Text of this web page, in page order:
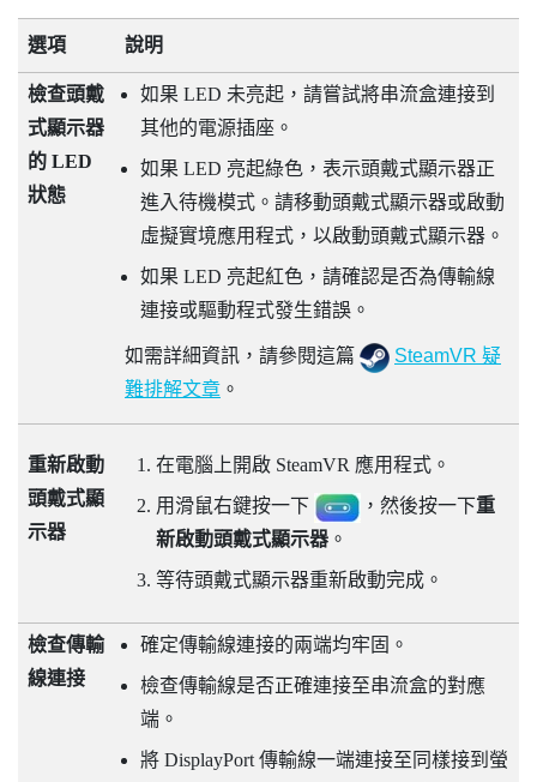
選項 說明
檢查頭戴
式顯示器
的 LED
狀態
如果 LED 未亮起，請嘗試將串流盒連接到
其他的電源插座。
如果 LED 亮起綠色，表示頭戴式顯示器正
進入待機模式。請移動頭戴式顯示器或啟動
虛擬實境應用程式，以啟動頭戴式顯示器。
如果 LED 亮起紅色，請確認是否為傳輸線
連接或驅動程式發生錯誤。
如需詳細資訊，請參閱這篇
SteamVR 疑
難排解文章 。
重新啟動
頭戴式顯
示器
在電腦上開啟 SteamVR 應用程式。
用滑鼠右鍵按一下 ，然後按一下重
新啟動頭戴式顯示器。
等待頭戴式顯示器重新啟動完成。
檢查傳輸
線連接
確定傳輸線連接的兩端均牢固。
檢查傳輸線是否正確連接至串流盒的對應
端。
將 DisplayPort傳輸線一端連接至同樣接到螢